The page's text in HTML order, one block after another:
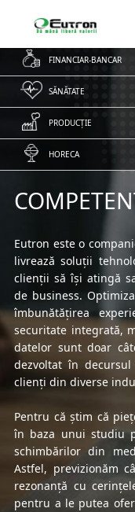
FINANCIAR-BANCAR
SĂNĂTATE
PRODUCȚIE
HORECA
Eutron este o
livrează soluții
clienții să își atingă
de business.
îmbunătățirea
securitate integrată,
datelor sunt doar
dezvoltat în
clienți din diverse
Pentru că știm că
în baza unui studiu
schimbărilor din
Astfel, previzionăm
rezonanță cu
pentru a le putea